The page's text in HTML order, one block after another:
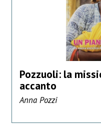
Pozzuoli: la
accanto
Anna Pozzi